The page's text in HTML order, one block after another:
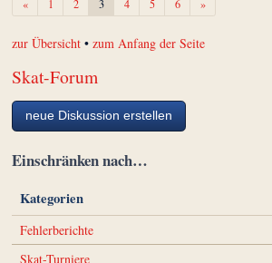
«Zurück1 2 3 4 5 6 »Weiter
zur Übersicht •zum Anfang der Seite
Skat-Forum
neue Diskussion erstellen
Einschränken nach…
Kategorien
Fehlerberichte
Skat-Turniere